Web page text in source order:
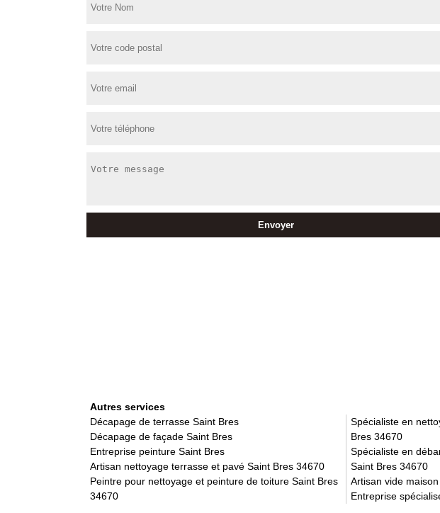
Autres services
Décapage de terrasse Saint Bres
Décapage de façade Saint Bres
Entreprise peinture Saint Bres
Artisan nettoyage terrasse et pavé Saint Bres 34670
Peintre pour nettoyage et peinture de toiture Saint Bres
34670
Spécialiste en
Bres 34670
Spécialiste en
Saint Bres 34670
Artisan vide
Entreprise